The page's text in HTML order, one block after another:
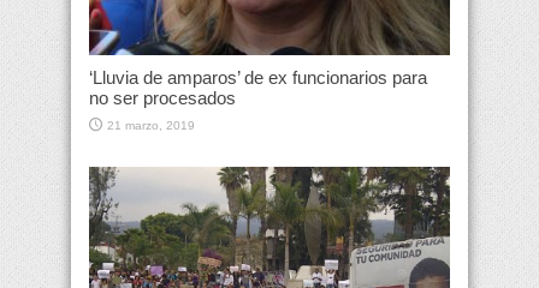
‘Lluvia de amparos’ de ex funcionarios para
no ser procesados
21 marzo, 2019